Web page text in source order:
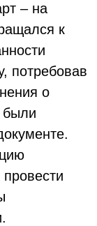
– на
к
потребовав
о
были